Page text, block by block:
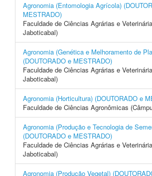
Agronomia (Entomologia Agrícola)
MESTRADO)
Faculdade de Ciências Agrárias e
Jaboticabal)
Agronomia (Genética e Melhoramento de
(DOUTORADO e MESTRADO)
Faculdade de Ciências Agrárias e
Jaboticabal)
Agronomia (Horticultura) (DOUTORADO e
Faculdade de Ciências Agronômicas
Agronomia (Produção e Tecnologia de
(DOUTORADO e MESTRADO)
Faculdade de Ciências Agrárias e
Jaboticabal)
Agronomia (Produção Vegetal)